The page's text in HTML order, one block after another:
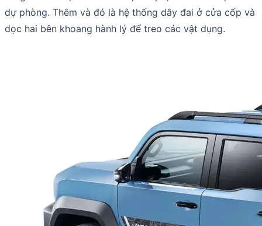
dự phòng. Thêm và đó là hệ thống dây đai ở cửa cốp và
dọc hai bên khoang hành lý để treo các vật dụng.